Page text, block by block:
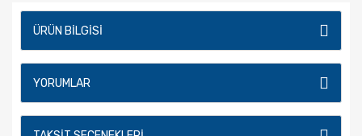
ÜRÜN BILGISI
YORUMLAR